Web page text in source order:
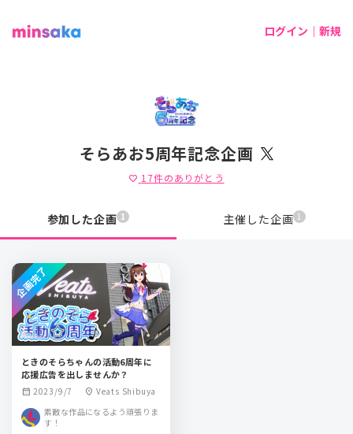
ログイン｜新規
そらあお5周年記念企画
favorite 17件のありがとう
参加した企画 1 主催した企画 1
ときのそらちゃんの活動6周年に
応援広告を出しませんか？
calendar_month 2023/9/7 location_on Veats Shibuya
素敵な作品になるよう頑張りま
す！
企画完了